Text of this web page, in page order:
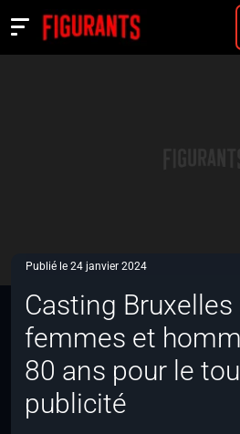
Actualités
Publié le 24 janvier 2024
Casting Bruxelles
femmes et
80 ans pour le
publicité